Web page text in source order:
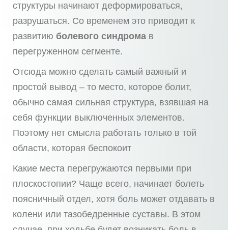
структуры начинают деформироваться,
разрушаться. Со временем это приводит к
развитию болевого синдрома в
перегруженном сегменте.
Отсюда можно сделать самый важный и
простой вывод – то место, которое болит,
обычно самая сильная структура, взявшая на
себя функции выключенных элементов.
Поэтому нет смысла работать только в той
области, которая беспокоит
Какие места перегружаются первыми при
плоскостопии? Чаще всего, начинает болеть
поясничный отдел, хотя боль может отдавать в
колени или тазобедренные суставы. В этом